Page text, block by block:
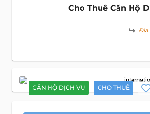
Cho Thuê Căn Hộ
Địa
CĂN HỘ DỊCH VỤ CHO THUÊ